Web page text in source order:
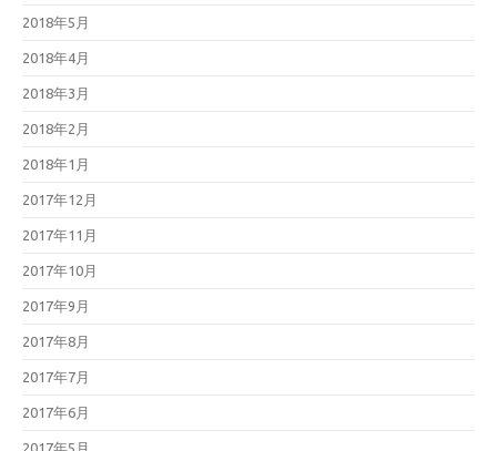
2018年5月
2018年4月
2018年3月
2018年2月
2018年1月
2017年12月
2017年11月
2017年10月
2017年9月
2017年8月
2017年7月
2017年6月
2017年5月